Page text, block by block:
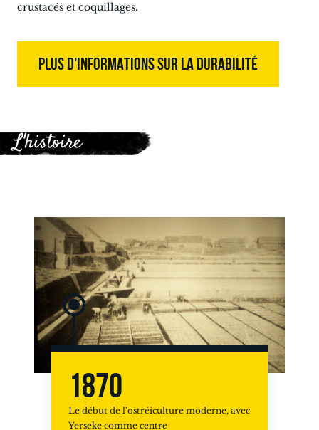
crustacés et coquillages.
PLUS D'INFORMATIONS SUR LA DURABILITÉ
L'histoire
1870
Le début de l'ostréiculture moderne, avec
Yerseke comme centre